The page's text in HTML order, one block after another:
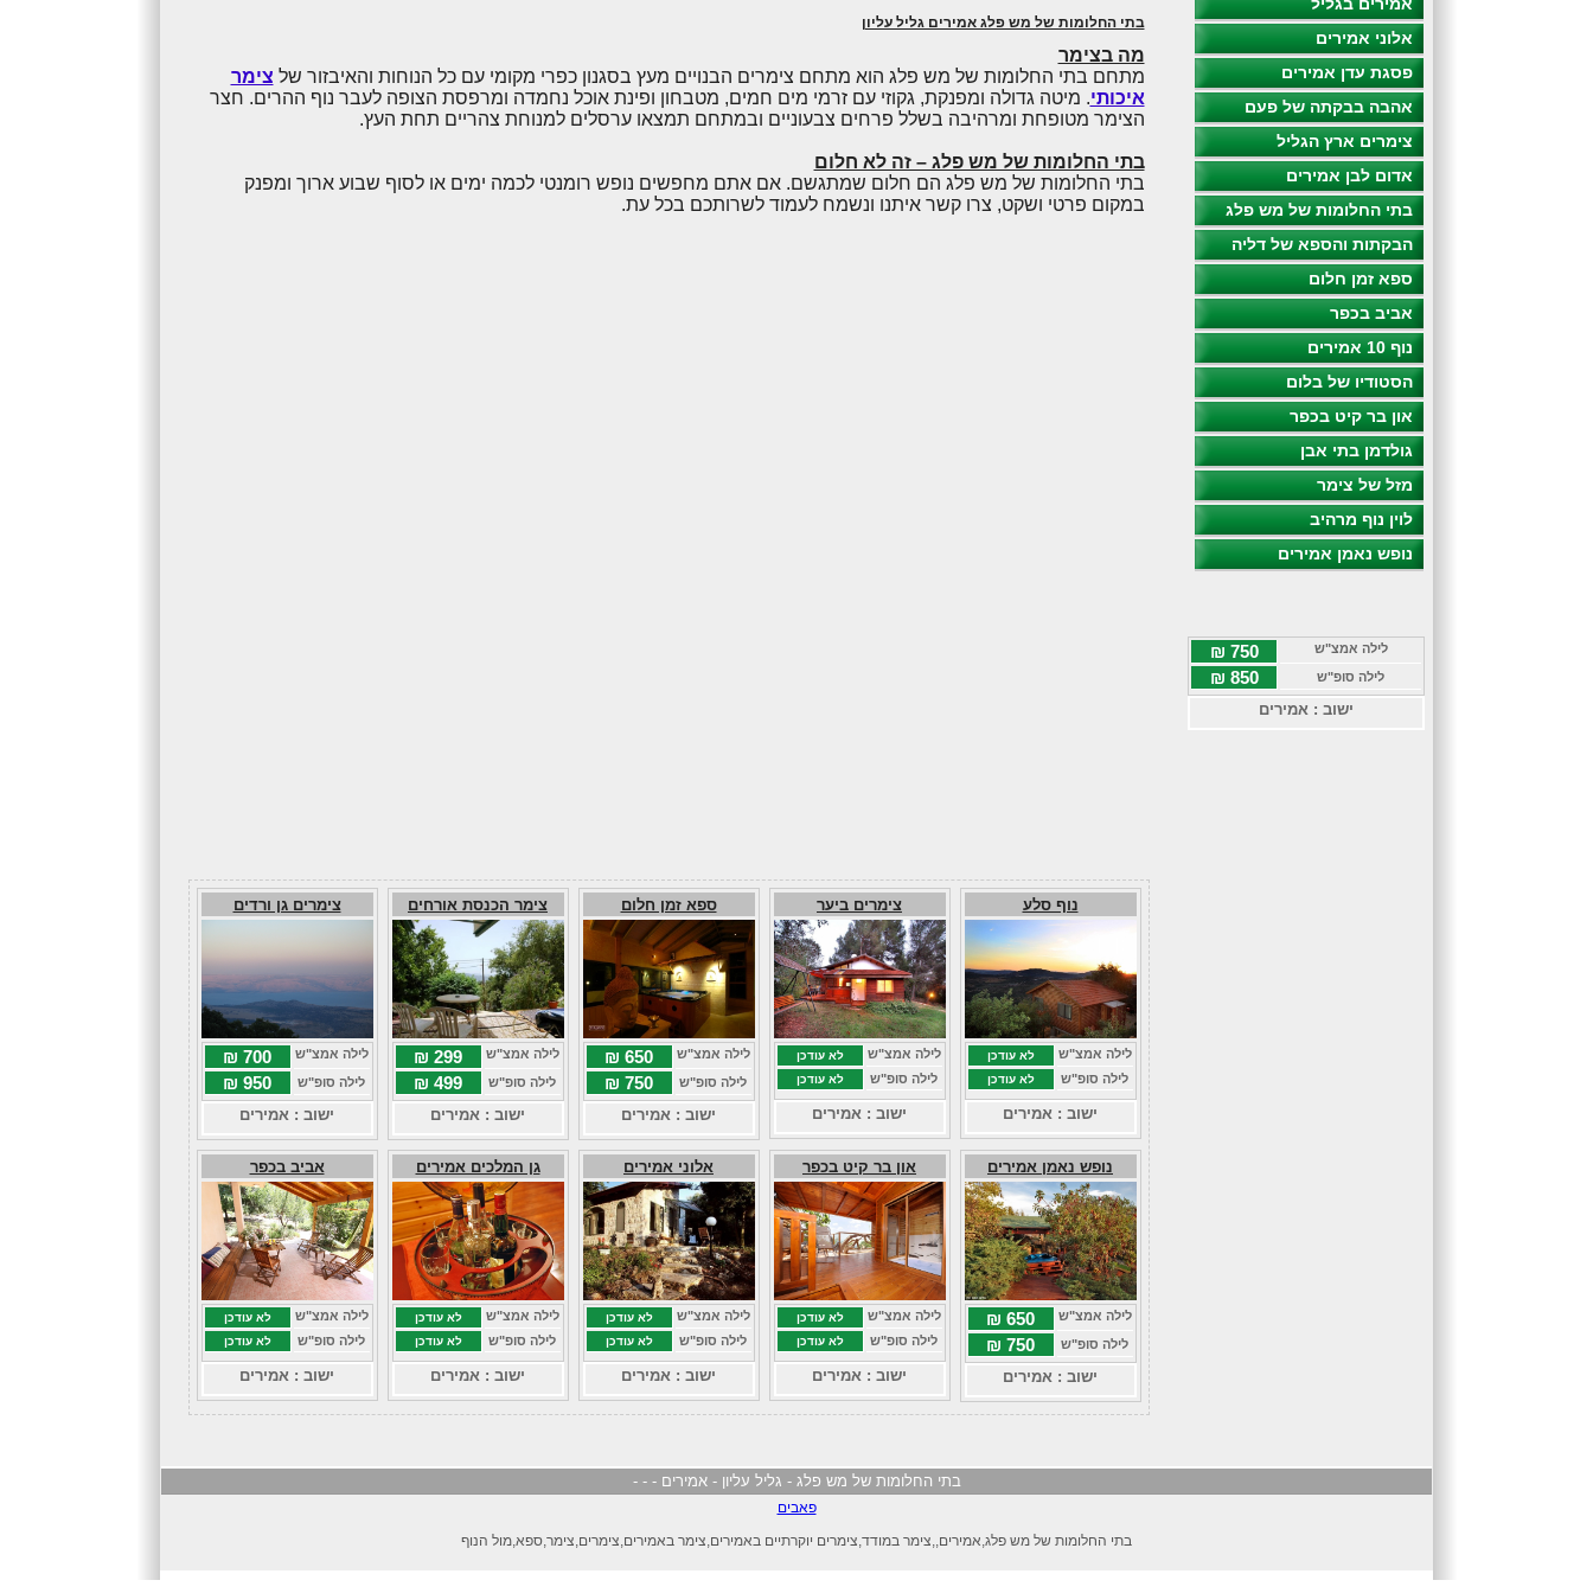
אלוני אמירים
פסגת עדן אמירים
אהבה בבקתה של פעם
צימרים ארץ הגליל
אדום לבן אמירים
בתי החלומות של מש פלג
הבקתות והספא של דליה
ספא זמן חלום
אביב בכפר
נוף 10 אמירים
הסטודיו של בלום
און בר קיט בכפר
גולדמן בתי אבן
מזל של צימר
לוין נוף מרהיב
נופש נאמן אמירים
לילה אמצ"ש 750 ₪
לילה סופ"ש 850 ₪
ישוב : אמירים
בתי החלומות של מש פלג אמירים גליל עליון
מה בצימר
מתחם בתי החלומות של מש פלג הוא מתחם צימרים הבנויים מעץ בסגנון כפרי מקומי עם כל הנוחות והאיבזור של צימר
איכותי. מיטה גדולה ומפנקת, גקוזי עם זרמי מים חמים, מטבחון ופינת אוכל נחמדה ומרפסת הצופה לעבר נוף ההרים. חצר
הצימר מטופחת ומרהיבה בשלל פרחים צבעוניים ובמתחם תמצאו ערסלים למנוחת צהריים תחת העץ.
בתי החלומות של מש פלג – זה לא חלום
בתי החלומות של מש פלג הם חלום שמתגשם. אם אתם מחפשים נופש רומנטי לכמה ימים או לסוף שבוע ארוך ומפנק
במקום פרטי ושקט, צרו קשר איתנו ונשמח לעמוד לשרותכם בכל עת.
נוף סלע
לילה אמצ"ש לא עודכן
לילה סופ"ש לא עודכן
ישוב : אמירים
צימרים ביער
לילה אמצ"ש לא עודכן
לילה סופ"ש לא עודכן
ישוב : אמירים
ספא זמן חלום
לילה אמצ"ש 650 ₪
לילה סופ"ש 750 ₪
ישוב : אמירים
צימר הכנסת אורחים
לילה אמצ"ש 299 ₪
לילה סופ"ש 499 ₪
ישוב : אמירים
צימרים גן ורדים
לילה אמצ"ש 700 ₪
לילה סופ"ש 950 ₪
ישוב : אמירים
נופש נאמן אמירים
לילה אמצ"ש 650 ₪
לילה סופ"ש 750 ₪
ישוב : אמירים
און בר קיט בכפר
לילה אמצ"ש לא עודכן
לילה סופ"ש לא עודכן
ישוב : אמירים
אלוני אמירים
לילה אמצ"ש לא עודכן
לילה סופ"ש לא עודכן
ישוב : אמירים
גן המלכים אמירים
לילה אמצ"ש לא עודכן
לילה סופ"ש לא עודכן
ישוב : אמירים
אביב בכפר
לילה אמצ"ש לא עודכן
לילה סופ"ש לא עודכן
ישוב : אמירים
בתי החלומות של מש פלג - גליל עליון - אמירים - - -
פאבים
בתי החלומות של מש פלג,אמירים,,צימר במודד,צימרים יוקרתיים באמירים,צימר באמירים,צימרים,צימר,ספא,מול הנוף